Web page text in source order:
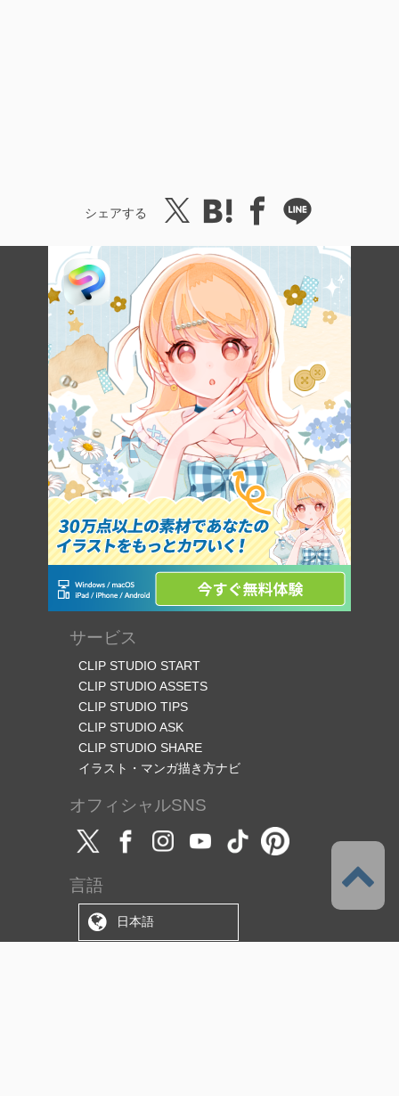
シェアする
サービス
CLIP STUDIO START
CLIP STUDIO ASSETS
CLIP STUDIO TIPS
CLIP STUDIO ASK
CLIP STUDIO SHARE
イラスト・マンガ描き方ナビ
オフィシャルSNS
言語
日本語